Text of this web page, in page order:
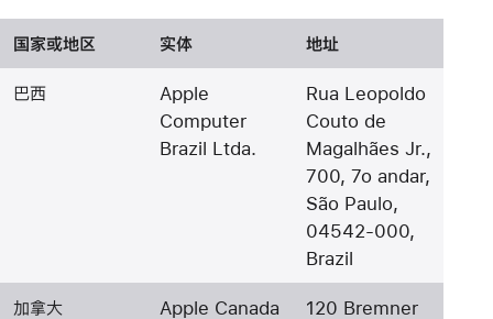
国家或地区 实体 地址
巴西
Apple
Computer
Brazil Ltda.
Rua Leopoldo
Couto de
Magalhães Jr.,
700, 7o andar,
São Paulo,
04542-000,
Brazil
加拿大
Apple Canada
120 Bremner